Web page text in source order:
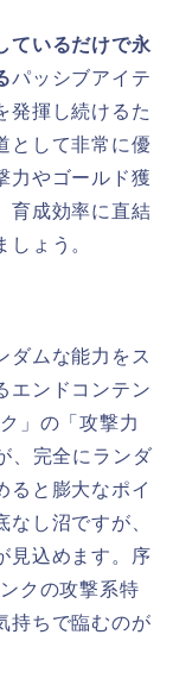
ているだけで永
パッシブアイテ
発揮し続けるた
として非常に優
力やゴールド獲
育成効率に直結
ょう。
ダムな能力をス
エンドコンテン
」の「攻撃力
、完全にランダ
ると膨大なポイ
し沼ですが、
見込めます。序
クの攻撃系特
持ちで臨むのが